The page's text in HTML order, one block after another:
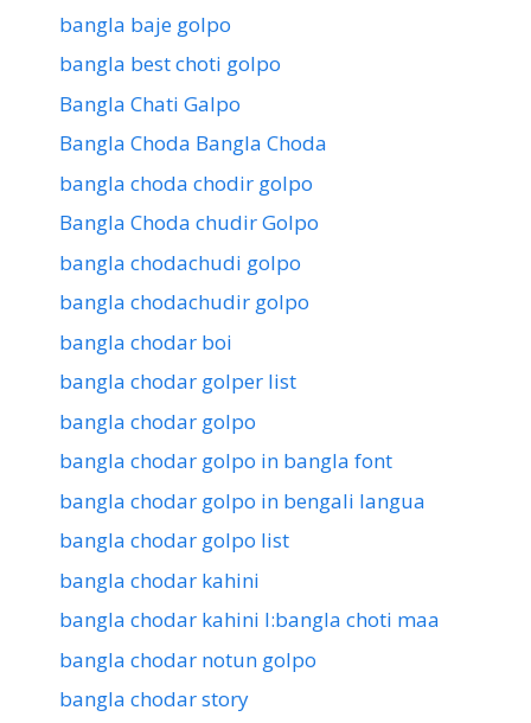
bangla baje golpo
bangla best choti golpo
Bangla Chati Galpo
Bangla Choda Bangla Choda
bangla choda chodir golpo
Bangla Choda chudir Golpo
bangla chodachudi golpo
bangla chodachudir golpo
bangla chodar boi
bangla chodar golper list
bangla chodar golpo
bangla chodar golpo in bangla font
bangla chodar golpo in bengali langua
bangla chodar golpo list
bangla chodar kahini
bangla chodar kahini l:bangla choti maa
bangla chodar notun golpo
bangla chodar story